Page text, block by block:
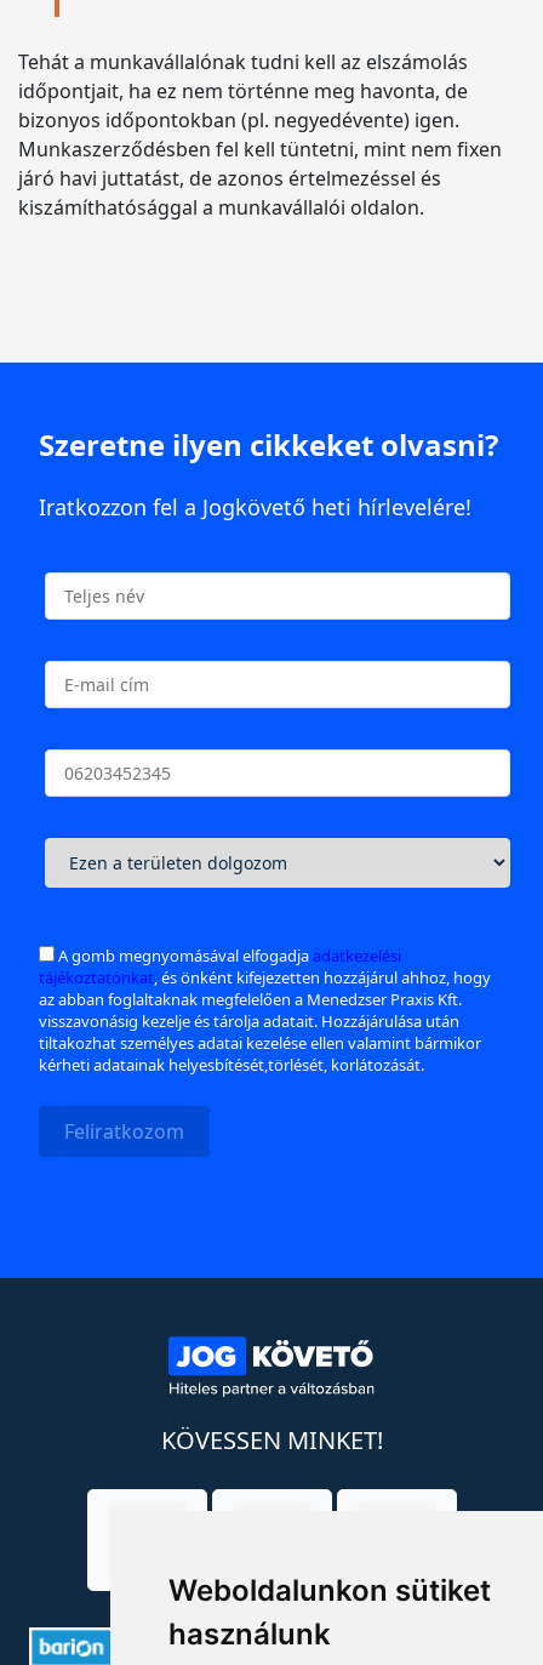
Weboldalunkon sütiket
használunk
Tehát a munkavállalónak tudni kell az elszámolás
időpontjait, ha ez nem történne meg havonta, de
bizonyos időpontokban (pl. negyedévente) igen.
Munkaszerződésben fel kell tüntetni, mint nem fixen
járó havi juttatást, de azonos értelmezéssel és
kiszámíthatósággal a munkavállalói oldalon.
Szeretne ilyen cikkeket olvasni?
Iratkozzon fel a Jogkövető heti hírlevelére!
A gomb megnyomásával elfogadjaadatkezelési
tájékoztatónkat, és önként kifejezetten hozzájárul ahhoz, hogy
az abban foglaltaknak megfelelően a Menedzser Praxis Kft.
visszavonásig kezelje és tárolja adatait. Hozzájárulása után
tiltakozhat személyes adatai kezelése ellen valamint bármikor
kérheti adatainak helyesbítését,törlését, korlátozását.
Feliratkozom
KÖVESSEN MINKET!